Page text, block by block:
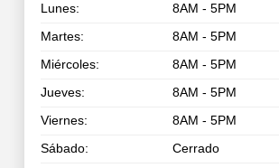
Lunes: 8AM - 5PM
Martes: 8AM - 5PM
Miércoles: 8AM - 5PM
Jueves: 8AM - 5PM
Viernes: 8AM - 5PM
Sábado: Cerrado